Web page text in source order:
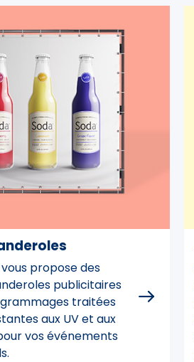
propose des
publicitaires
traitées
aux UV et aux
vos événements